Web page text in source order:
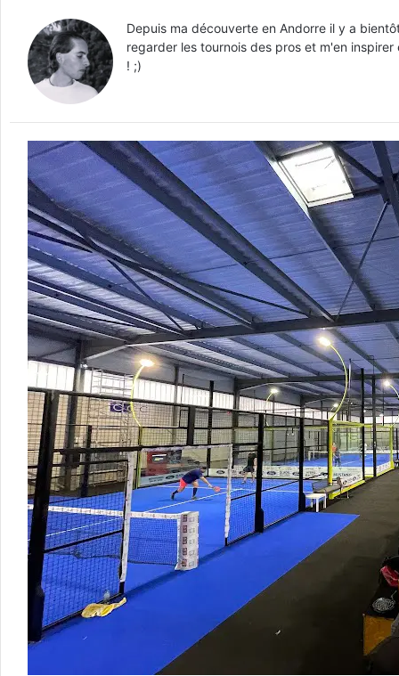
Depuis ma découverte en Andorre il y a
regarder les tournois des pros et m'en
! ;)